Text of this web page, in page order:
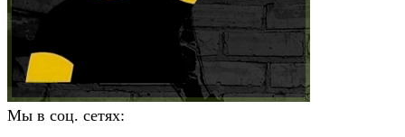
Мы в соц. сетях: